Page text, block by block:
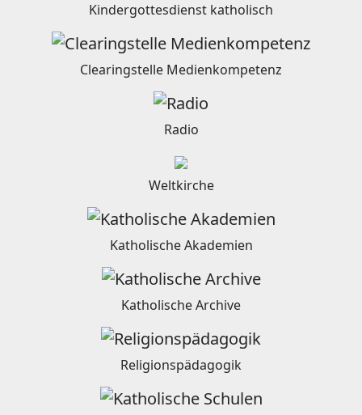
Kindergottesdienst katholisch
Clearingstelle Medienkompetenz
Radio
Weltkirche
Katholische Akademien
Katholische Archive
Religionspädagogik